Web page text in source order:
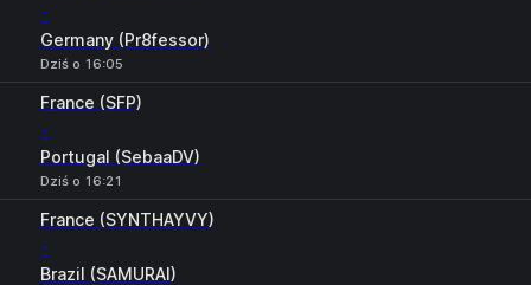
-
Germany (Pr8fessor)
Dziś o 16:05
France (SFP)
-
Portugal (SebaaDV)
Dziś o 16:21
France (SYNTHAYVY)
-
Brazil (SAMURAI)